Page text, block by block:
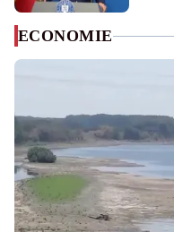
ECONOMIE